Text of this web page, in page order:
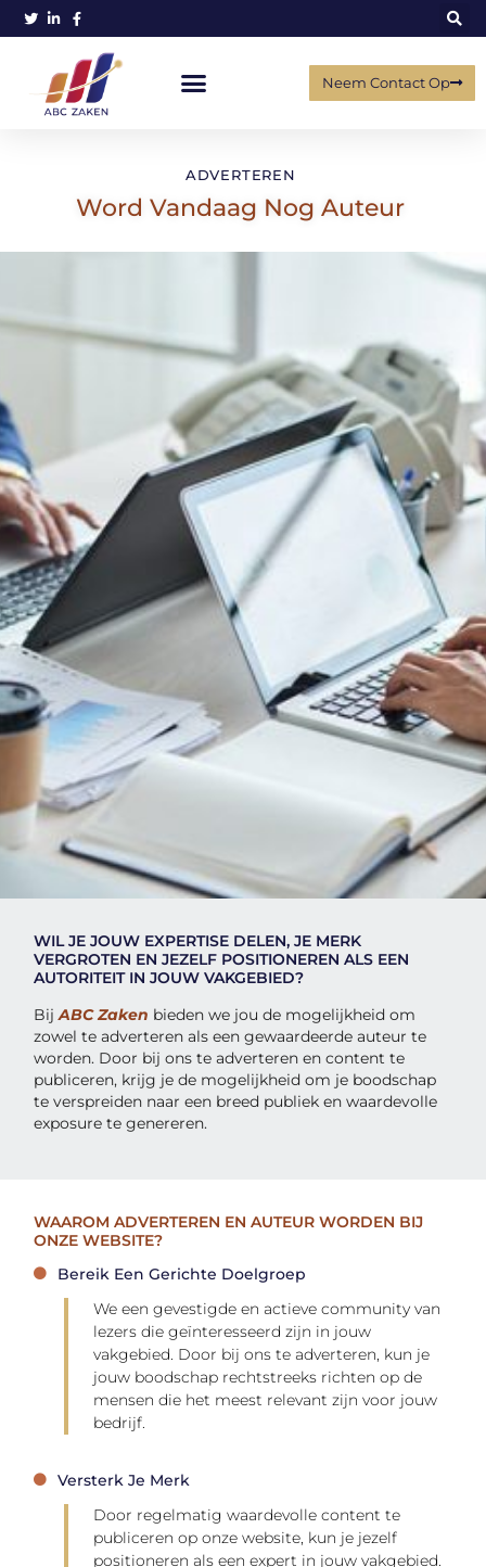
Neem Contact Op
ADVERTEREN
Word Vandaag Nog Auteur
WIL JE JOUW EXPERTISE DELEN, JE MERK
VERGROTEN EN JEZELF POSITIONEREN ALS EEN
AUTORITEIT IN JOUW VAKGEBIED?
BijABC Zaken bieden we jou de mogelijkheid om
zowel te adverteren als een gewaardeerde auteur te
worden. Door bij ons te adverteren en content te
publiceren, krijg je de mogelijkheid om je boodschap
te verspreiden naar een breed publiek en waardevolle
exposure te genereren.
WAAROM ADVERTEREN EN AUTEUR WORDEN BIJ
ONZE WEBSITE?
Bereik Een Gerichte Doelgroep
We een gevestigde en actieve community van
lezers die geïnteresseerd zijn in jouw
vakgebied. Door bij ons te adverteren, kun je
jouw boodschap rechtstreeks richten op de
mensen die het meest relevant zijn voor jouw
bedrijf.
Versterk Je Merk
Door regelmatig waardevolle content te
publiceren op onze website, kun je jezelf
positioneren als een expert in jouw vakgebied.